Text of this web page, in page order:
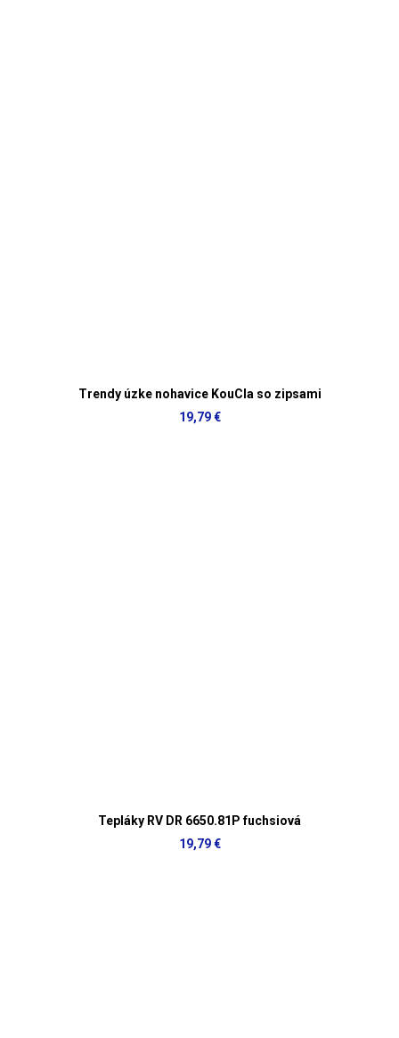
Trendy úzke nohavice KouCla so zipsami
19,79 €
Tepláky RV DR 6650.81P fuchsiová
19,79 €